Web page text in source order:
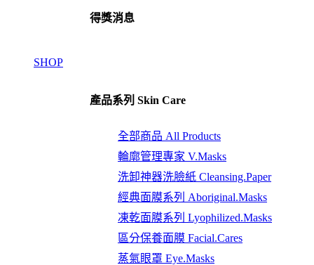
得獎消息
SHOP
產品系列 Skin Care
全部商品 All Products
輪廓管理專家 V.Masks
洗卸神器洗臉紙 Cleansing.Paper
經典面膜系列 Aboriginal.Masks
凍乾面膜系列 Lyophilized.Masks
區分保養面膜 Facial.Cares
蒸氣眼罩 Eye.Masks